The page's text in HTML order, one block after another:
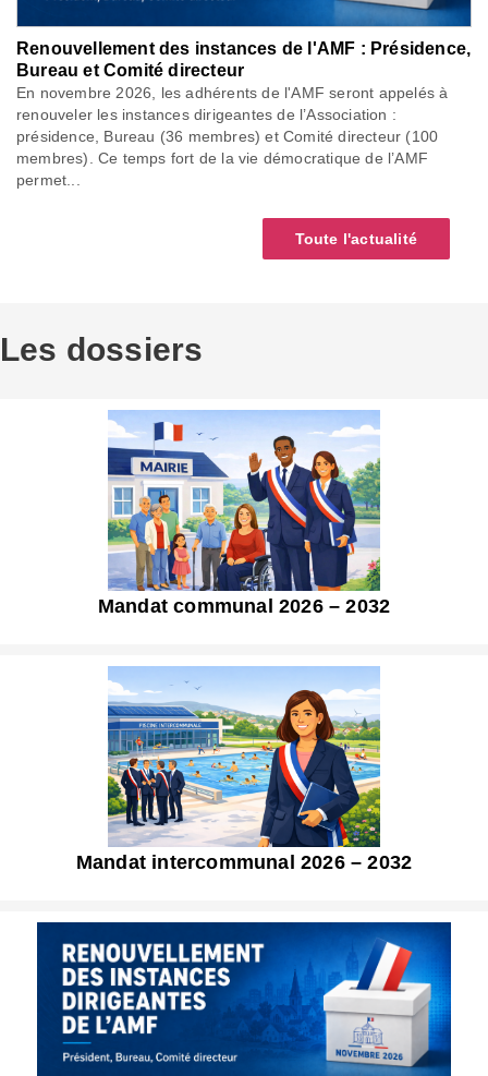
Renouvellement des instances de l'AMF : Présidence,
Bureau et Comité directeur
En novembre 2026, les adhérents de l'AMF seront appelés à
renouveler les instances dirigeantes de l’Association :
présidence, Bureau (36 membres) et Comité directeur (100
membres). Ce temps fort de la vie démocratique de l’AMF
permet...
Toute l'actualité
Les dossiers
Mandat communal 2026 – 2032
Mandat intercommunal 2026 – 2032